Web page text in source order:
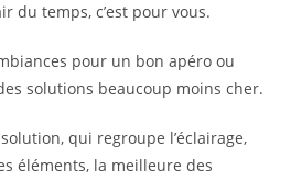
du temps, c’est pour vous.
pour un bon apéro ou
solutions beaucoup moins cher.
qui regroupe l’éclairage,
éléments, la meilleure des